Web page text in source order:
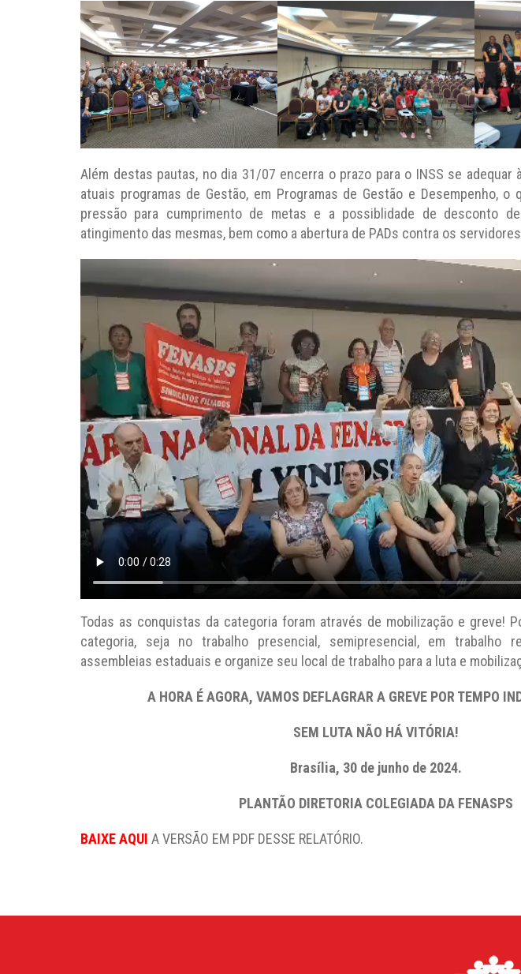
Além destas pautas, no dia 31/07 encerra o prazo para o INSS se adequar
atuais programas de Gestão, em Programas de Gestão e Desempenho, o
pressão para cumprimento de metas e a possiblidade de desconto
atingimento das mesmas, bem como a abertura de PADs contra os
Todas as conquistas da categoria foram através de mobilização e greve!
categoria, seja no trabalho presencial, semipresencial, em trabalho
assembleias estaduais e organize seu local de trabalho para a luta e
A HORA É AGORA, VAMOS DEFLAGRAR A GREVE POR TEMPO
SEM LUTA NÃO HÁ VITÓRIA!
Brasília, 30 de junho de 2024.
PLANTÃO DIRETORIA COLEGIADA DA FENASPS
BAIXE AQUI A VERSÃO EM PDF DESSE RELATÓRIO.